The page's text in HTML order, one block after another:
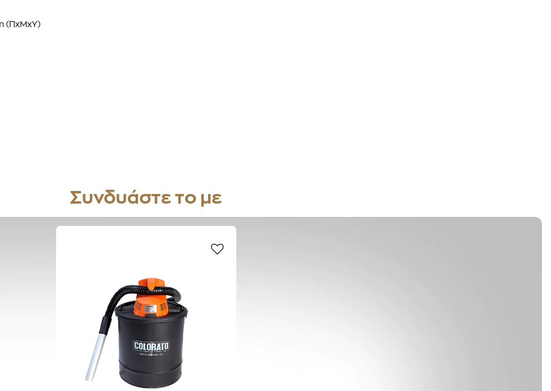
(ΠxΜxΥ)
Συνδυάστε το με